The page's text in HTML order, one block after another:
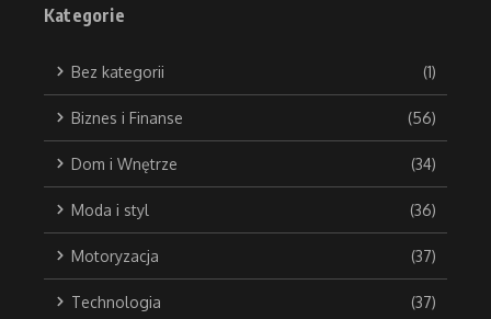
Kategorie
Bez kategorii (1)
Biznes i Finanse (56)
Dom i Wnętrze (34)
Moda i styl (36)
Motoryzacja (37)
Technologia (37)